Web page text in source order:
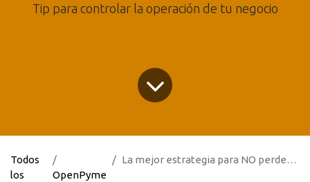
Tip para controlar la operación de tu negocio
Todos
los
OpenPyme
La mejor estrategia para NO perder dinero durante la transformación digital